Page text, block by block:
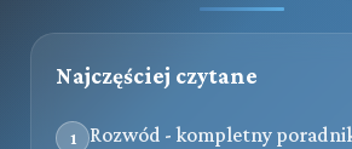
Najczęściej czytane
1
Rozwód - kompletny